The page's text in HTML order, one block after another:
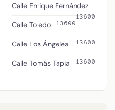
Calle Enrique Fernández
13600
Calle Toledo 13600
Calle Los Ángeles 13600
Calle Tomás Tapia 13600